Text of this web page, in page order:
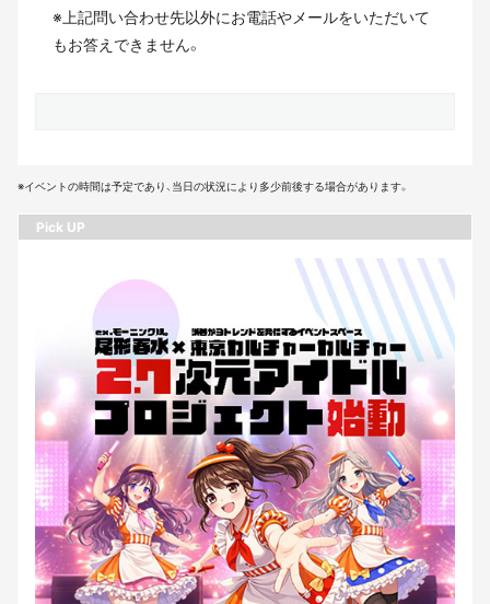
※上記問い合わせ先以外にお電話やメールをいただいて
もお答えできません。
※イベントの時間は予定であり、当日の状況により多少前後する場合があります。
Pick UP